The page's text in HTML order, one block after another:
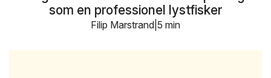
som en professionel lystfisker
5 min
Filip Marstrand